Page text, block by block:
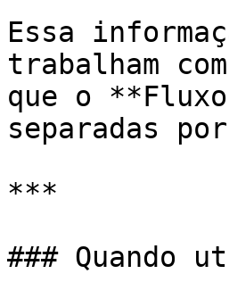
Essa
trabalham
que o
separadas
***
### Quando